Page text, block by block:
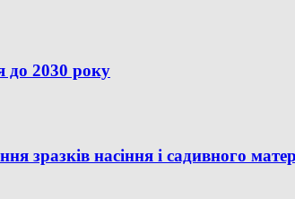
до 2030 року
зразків насіння і садивного